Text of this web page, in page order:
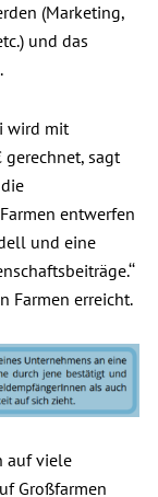
(Marketing,
und das
wird mit
sagt
entwerfen
und eine
Farmen erreicht.
auf viele
Großfarmen